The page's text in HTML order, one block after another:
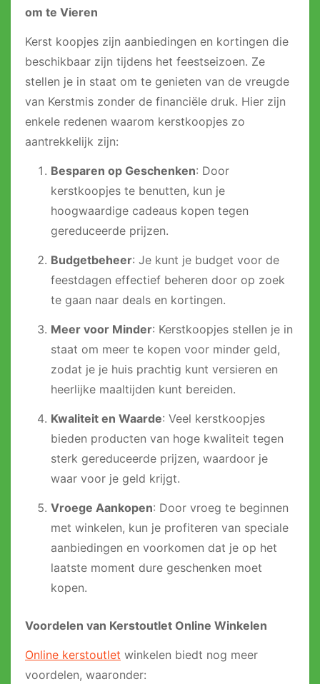
om te Vieren
Kerst koopjes zijn aanbiedingen en kortingen die
beschikbaar zijn tijdens het feestseizoen. Ze
stellen je in staat om te genieten van de vreugde
van Kerstmis zonder de financiële druk. Hier zijn
enkele redenen waarom kerstkoopjes zo
aantrekkelijk zijn:
Besparen op Geschenken: Door
kerstkoopjes te benutten, kun je
hoogwaardige cadeaus kopen tegen
gereduceerde prijzen.
Budgetbeheer: Je kunt je budget voor de
feestdagen effectief beheren door op zoek
te gaan naar deals en kortingen.
Meer voor Minder: Kerstkoopjes stellen je in
staat om meer te kopen voor minder geld,
zodat je je huis prachtig kunt versieren en
heerlijke maaltijden kunt bereiden.
Kwaliteit en Waarde: Veel kerstkoopjes
bieden producten van hoge kwaliteit tegen
sterk gereduceerde prijzen, waardoor je
waar voor je geld krijgt.
Vroege Aankopen: Door vroeg te beginnen
met winkelen, kun je profiteren van speciale
aanbiedingen en voorkomen dat je op het
laatste moment dure geschenken moet
kopen.
Voordelen van Kerstoutlet Online Winkelen
Online kerstoutlet winkelen biedt nog meer
voordelen, waaronder: